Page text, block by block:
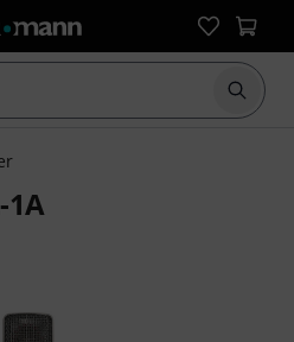
Börja
1A
från 6 kundbetyg